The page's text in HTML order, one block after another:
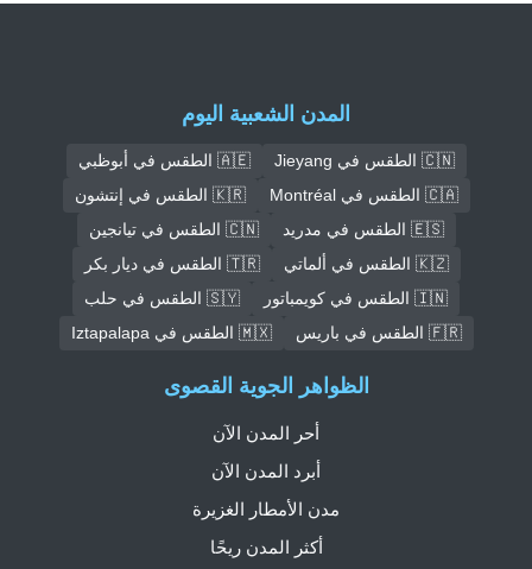
المدن الشعبية اليوم
🇨🇳 الطقس في Jieyang
🇦🇪 الطقس في أبوظبي
🇨🇦 الطقس في Montréal
🇰🇷 الطقس في إنتشون
🇪🇸 الطقس في مدريد
🇨🇳 الطقس في تيانجين
🇰🇿 الطقس في ألماتي
🇹🇷 الطقس في ديار بكر
🇮🇳 الطقس في كويمباتور
🇸🇾 الطقس في حلب
🇫🇷 الطقس في باريس
🇲🇽 الطقس في Iztapalapa
الظواهر الجوية القصوى
أحر المدن الآن
أبرد المدن الآن
مدن الأمطار الغزيرة
أكثر المدن ريحًا